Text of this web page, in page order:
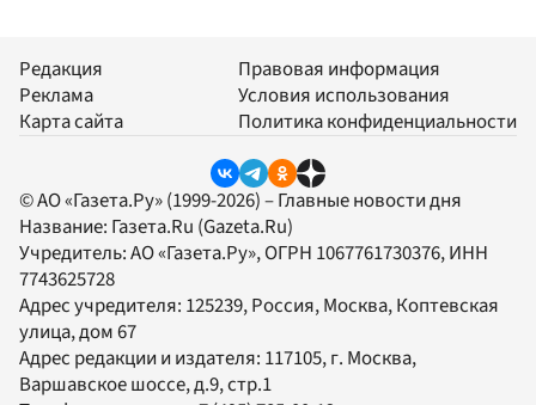
Редакция
Реклама
Карта сайта
Правовая информация
Условия использования
Политика конфиденциальности
© АО «Газета.Ру» (1999-2026) – Главные новости дня
Название: Газета.Ru (Gazeta.Ru)
Учредитель:АО «Газета.Ру», ОГРН 1067761730376, ИНН
7743625728
Адрес учредителя: 125239, Россия, Москва, Коптевская
улица, дом 67
Адрес редакции и издателя: 117105, г. Москва,
Варшавское шоссе, д.9, стр.1